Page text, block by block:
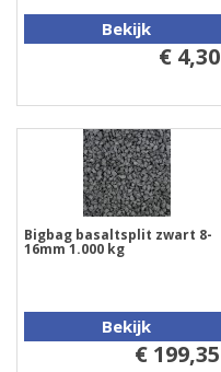
Bekijk
€ 4,30
Bigbag basaltsplit zwart 8-
16mm 1.000 kg
Bekijk
€ 199,35